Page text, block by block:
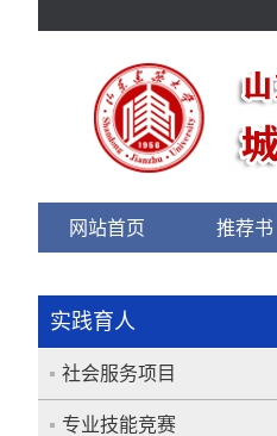
网站首页 推荐书
实践育人
社会服务项目
专业技能竞赛